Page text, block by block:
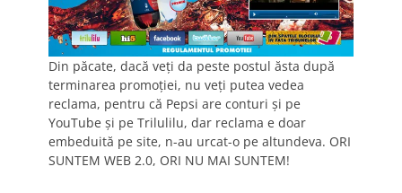
Din păcate, dacă veți da peste postul ăsta după
terminarea promoției, nu veți putea vedea
reclama, pentru că Pepsi are conturi și pe
YouTube și pe Trilulilu, dar reclama e doar
embeduită pe site, n-au urcat-o pe altundeva. ORI
SUNTEM WEB 2.0, ORI NU MAI SUNTEM!